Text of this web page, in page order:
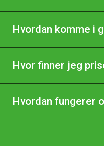
Hvordan komme i
Hvor finner jeg
Hvordan fungerer